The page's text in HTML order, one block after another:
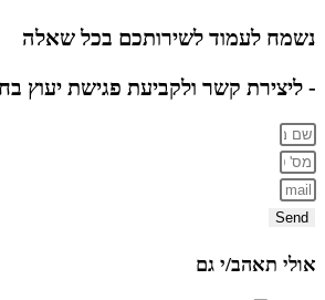
נשמח לעמוד לשירותכם בכל שאלה
- ליצירת קשר ולקביעת פגישת יעוץ
Send
אולי תאהב/י גם